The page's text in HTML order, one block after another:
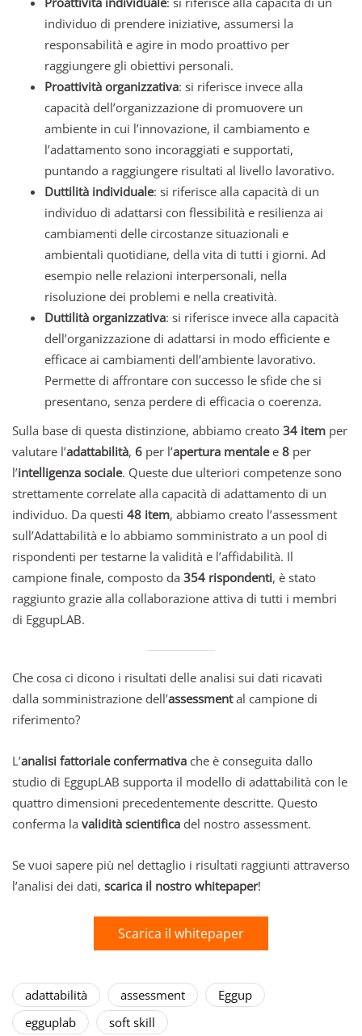
individuo di prendere iniziative, assumersi la
responsabilità e agire in modo proattivo per
raggiungere gli obiettivi personali.
Proattività organizzativa: si riferisce invece alla
capacità dell’organizzazione di promuovere un
ambiente in cui l’innovazione, il cambiamento e
l’adattamento sono incoraggiati e supportati,
puntando a raggiungere risultati al livello lavorativo.
Duttilità individuale: si riferisce alla capacità di un
individuo di adattarsi con flessibilità e resilienza ai
cambiamenti delle circostanze situazionali e
ambientali quotidiane, della vita di tutti i giorni. Ad
esempio nelle relazioni interpersonali, nella
risoluzione dei problemi e nella creatività.
Duttilità organizzativa: si riferisce invece alla capacità
dell’organizzazione di adattarsi in modo efficiente e
efficace ai cambiamenti dell’ambiente lavorativo.
Permette di affrontare con successo le sfide che si
presentano, senza perdere di efficacia o coerenza.
Sulla base di questa distinzione, abbiamo creato 34 item per
valutare l’adattabilità, 6 per l’apertura mentalee 8 per
l’intelligenza sociale. Queste due ulteriori competenze sono
strettamente correlate alla capacità di adattamento di un
individuo. Da questi 48 item, abbiamo creato l’assessment
sull’Adattabilità e lo abbiamo somministrato a un pool di
rispondenti per testarne la validità e l’affidabilità. Il
campione finale, composto da 354 rispondenti, è stato
raggiunto grazie alla collaborazione attiva di tutti i membri
di EggupLAB.
Che cosa ci dicono i risultati delle analisi sui dati ricavati
dalla somministrazione dell’assessmental campione di
riferimento?
L’analisi fattoriale confermativa che è conseguita dallo
studio di EggupLAB supporta il modello di adattabilità con le
quattro dimensioni precedentemente descritte. Questo
conferma la validità scientifica del nostro assessment.
Se vuoi sapere più nel dettaglio i risultati raggiunti attraverso
l’analisi dei dati, scarica il nostro whitepaper!
Scarica il whitepaper
adattabilità assessment
Eggup
egguplab
soft skill